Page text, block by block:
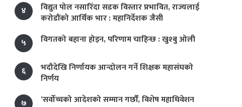
४
विद्युत पोल नसारिँदा सडक विस्तार प्रभावित, राज्यलाई
करोडौंको आर्थिक भार : महानिर्देशक जैसी
५
विगतको बहाना होइन, परिणाम चाहिन्छ : खुश्बु ओली
६
भदौदेखि निर्णायक आन्दोलन गर्ने शिक्षक महासंघको
निर्णय
७
‘सर्वोच्चको आदेशको सम्मान गर्छौं, विशेष महाधिवेशन